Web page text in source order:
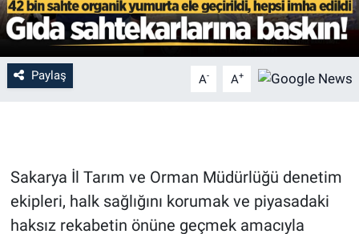
Paylaş A- A+
Sakarya İl Tarım ve Orman Müdürlüğü denetim
ekipleri, halk sağlığını korumak ve piyasadaki
haksız rekabetin önüne geçmek amacıyla